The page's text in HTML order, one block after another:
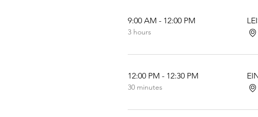
9:00 AM - 12:00 PM
3 hours
12:00 PM - 12:30 PM
30 minutes